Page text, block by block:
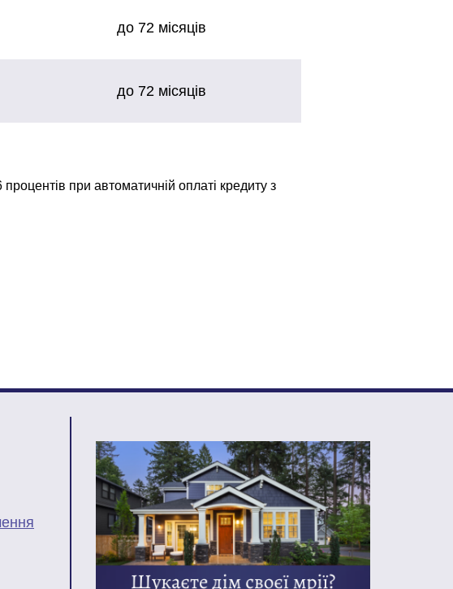
до 72 місяців
до 72 місяців
при автоматичній оплаті кредиту з